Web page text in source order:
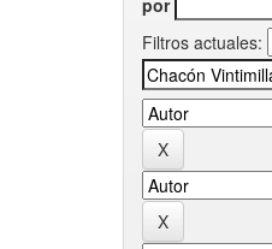
Filtros actuales: